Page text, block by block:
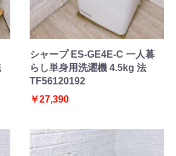
シャープ ES-GE4E-C 一人暮
らし単身用洗濯機 4.5kg 法
TF56120192
￥27,390